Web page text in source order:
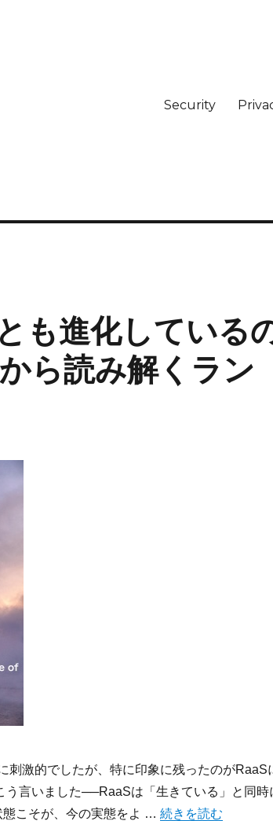
Security
も進化している
ら読み解くラン
刺激的でしたが、特に印象に残ったのがRaaS
う言いました──RaaSは「生きている」と同時
態こそが、今の実態をよ … “RaaSは死んだの
続きを読む